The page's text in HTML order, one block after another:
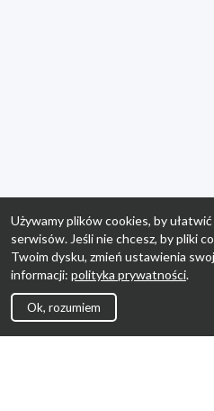
Używamy plików cookies, by
serwisów. Jeśli nie chcesz, by pliki
Twoim dysku, zmień ustawienia
informacji: polityka prywatności.
Ok, rozumiem